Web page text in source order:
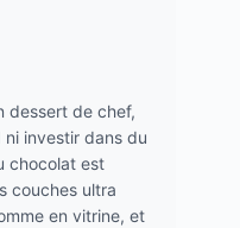
dessert de chef,
investir dans du
chocolat est
couches ultra
en vitrine, et